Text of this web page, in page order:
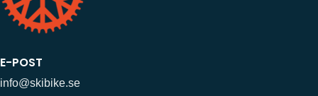
E-POST
info@skibike.se